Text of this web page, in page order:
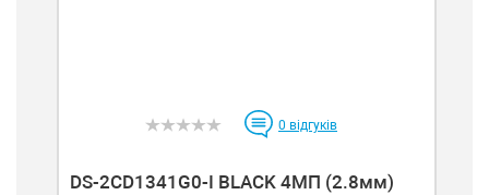
0 відгуків
DS-2CD1341G0-I BLACK 4МП (2.8мм)